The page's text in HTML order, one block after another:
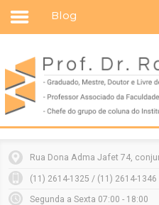
Home
Entenda sua doença
Tratamentos
Matérias
Vídeos
Consultórios
Blog
Rua Dona Adma Jafet 74,
(11) 2614-1325 / (11) 2614-1346
Segunda a Sexta 07:00 - 18:00